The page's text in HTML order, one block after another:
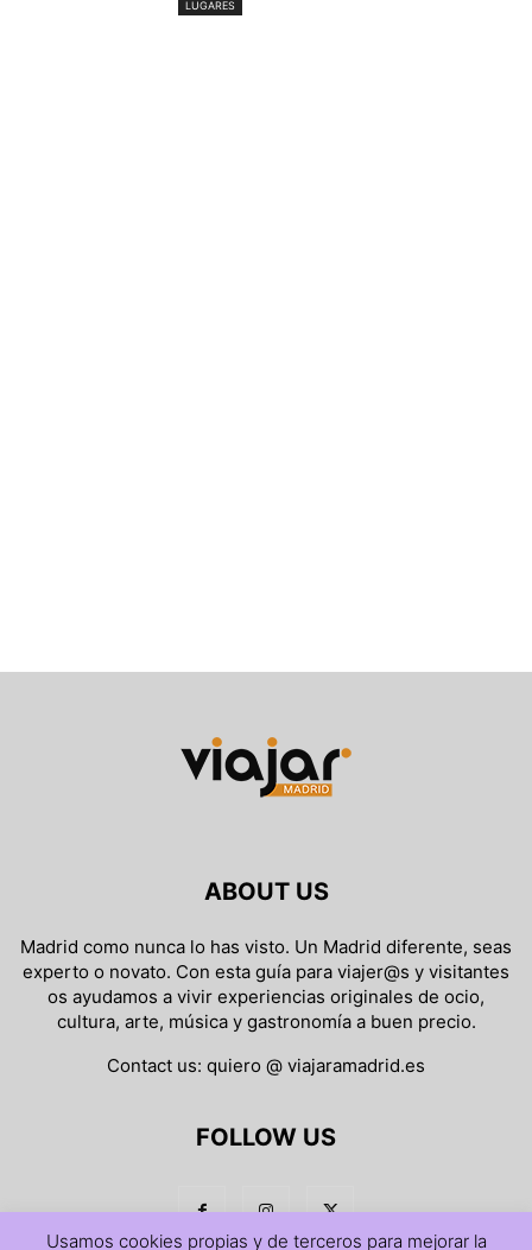
LUGARES
ABOUT US
Madrid como nunca lo has visto. Un Madrid diferente, seas
experto o novato. Con esta guía para viajer@s y visitantes
os ayudamos a vivir experiencias originales de ocio,
cultura, arte, música y gastronomía a buen precio.
Contact us: quiero @ viajaramadrid.es
FOLLOW US
Usamos cookies propias y de terceros para mejorar la